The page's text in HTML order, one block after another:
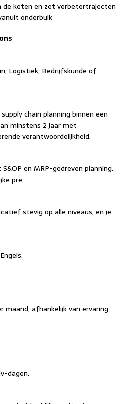
de keten en zet verbetertrajecten
onderbuik
Logistiek, Bedrijfskunde of
chain planning binnen een
minstens 2 jaar met
verantwoordelijkheid.
en MRP-gedreven planning.
pre.
stevig op alle niveaus, en je
maand, afhankelijk van ervaring.
dagen.